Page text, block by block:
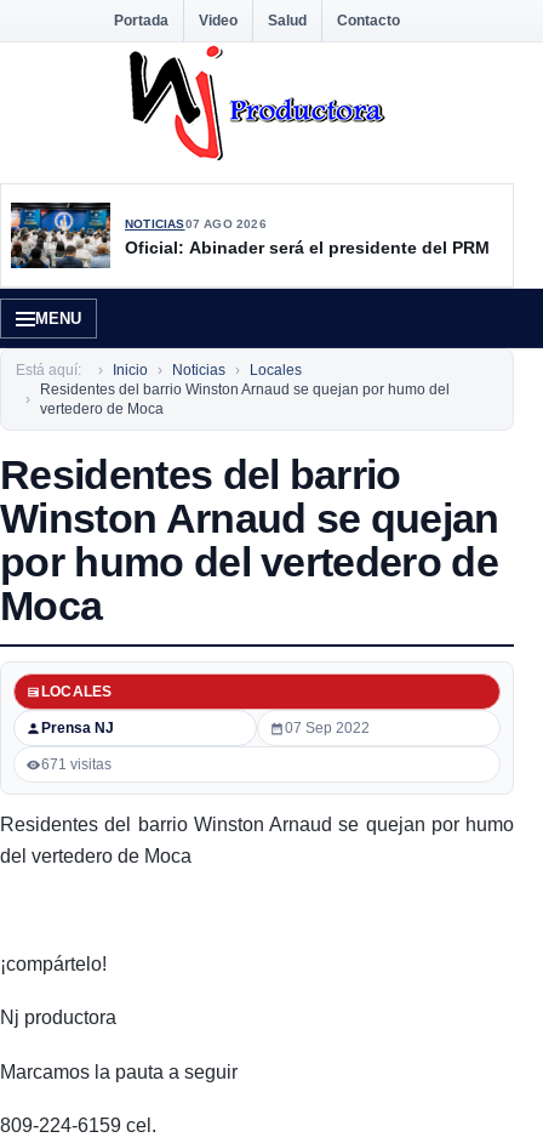
Portada Video Salud Contacto
NOTICIAS07 AGO 2026
Oficial: Abinader será el presidente del PRM
MENU
Está aquí: Inicio Noticias
Locales
Residentes del barrio Winston Arnaud se quejan por humo del
vertedero de Moca
Residentes del barrio
Winston Arnaud se quejan
por humo del vertedero de
Moca
Prensa NJ
LOCALES
07 Sep 2022
671 visitas
Residentes del barrio Winston Arnaud se quejan por humo
del vertedero de Moca
¡compártelo!
Nj productora
Marcamos la pauta a seguir
809-224-6159 cel.